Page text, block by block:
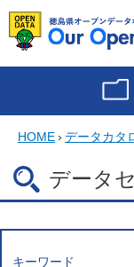
HOME› データカタ
データ
キーワード